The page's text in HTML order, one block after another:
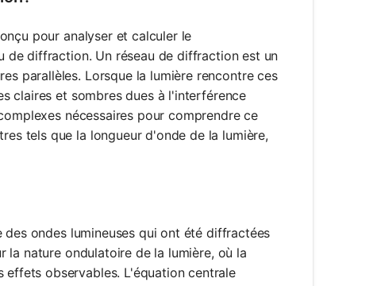
pour analyser et calculer le
de diffraction. Un réseau de diffraction est un
parallèles. Lorsque la lumière rencontre ces
claires et sombres dues à l'interférence
nécessaires pour comprendre ce
tels que la longueur d'onde de la lumière,
ondes lumineuses qui ont été diffractées
la nature ondulatoire de la lumière, où la
observables. L'équation centrale